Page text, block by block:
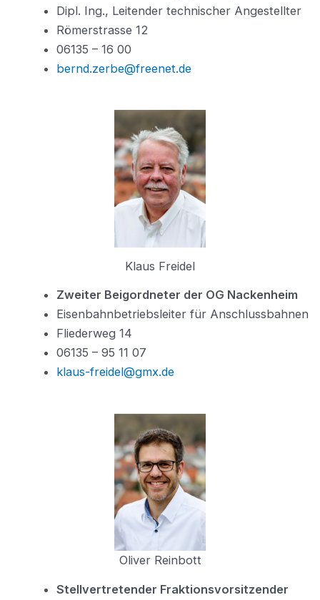
Dipl. Ing., Leitender technischer Angestellter
Römerstrasse 12
06135 – 16 00
bernd.zerbe@freenet.de
Klaus Freidel
Zweiter Beigordneter der OG Nackenheim
Eisenbahnbetriebsleiter für Anschlussbahnen
Fliederweg 14
06135 – 95 11 07
klaus-freidel@gmx.de
Oliver Reinbott
Stellvertretender Fraktionsvorsitzender